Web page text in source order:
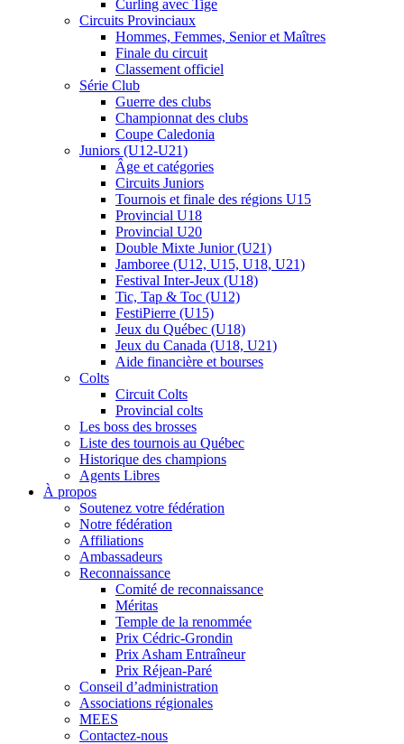
Curling avec Tige
Circuits Provinciaux
Hommes, Femmes, Senior et Maîtres
Finale du circuit
Classement officiel
Série Club
Guerre des clubs
Championnat des clubs
Coupe Caledonia
Juniors (U12-U21)
Âge et catégories
Circuits Juniors
Tournois et finale des régions U15
Provincial U18
Provincial U20
Double Mixte Junior (U21)
Jamboree (U12, U15, U18, U21)
Festival Inter-Jeux (U18)
Tic, Tap & Toc (U12)
FestiPierre (U15)
Jeux du Québec (U18)
Jeux du Canada (U18, U21)
Aide financière et bourses
Colts
Circuit Colts
Provincial colts
Les boss des brosses
Liste des tournois au Québec
Historique des champions
Agents Libres
À propos
Soutenez votre fédération
Notre fédération
Affiliations
Ambassadeurs
Reconnaissance
Comité de reconnaissance
Méritas
Temple de la renommée
Prix Cédric-Grondin
Prix Asham Entraîneur
Prix Réjean-Paré
Conseil d’administration
Associations régionales
MEES
Contactez-nous